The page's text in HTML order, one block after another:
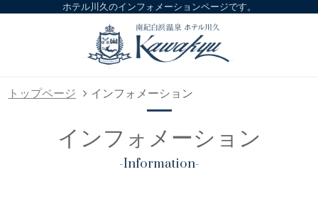
ホテル川久のインフォメーションページです。
トップページ インフォメーション
インフォメーション
-Information-